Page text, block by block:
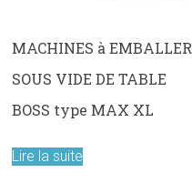
MACHINES à EMBALLER
SOUS VIDE DE TABLE
BOSS type MAX XL
Lire la suite